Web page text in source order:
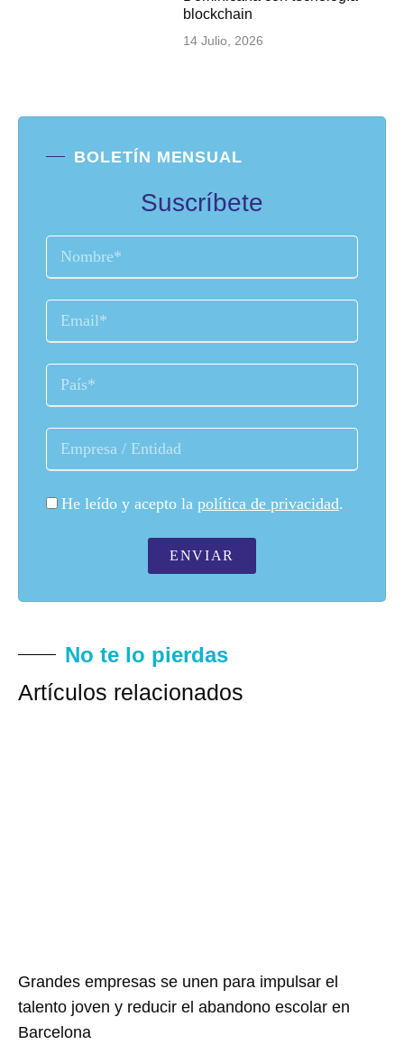
blockchain
14 Julio, 2026
BOLETÍN MENSUAL
Suscríbete
He leído y acepto la política de privacidad.
ENVIAR
No te lo pierdas
Artículos relacionados
Grandes empresas se unen para impulsar el
talento joven y reducir el abandono escolar en
Barcelona